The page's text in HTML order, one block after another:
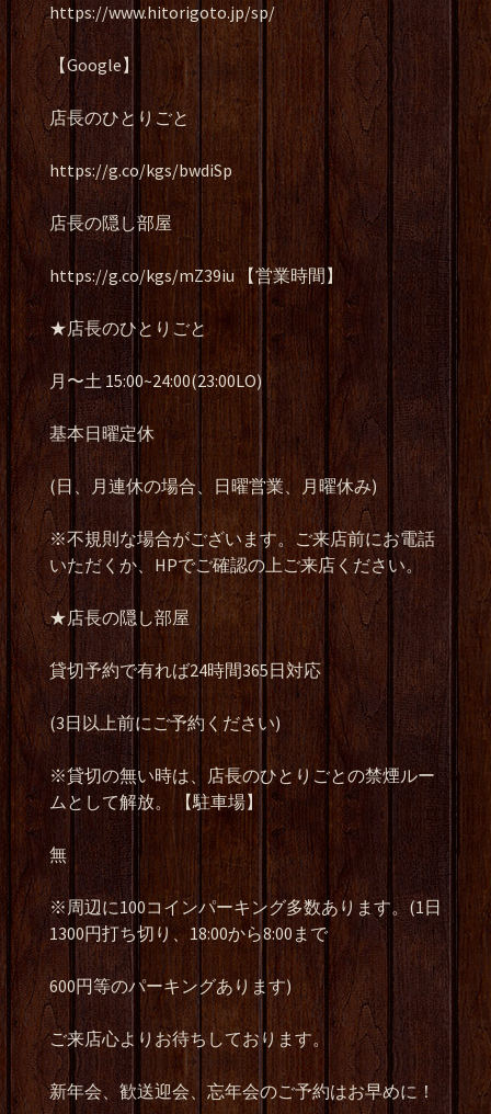
https://www.hitorigoto.jp/sp/
【Google】
店長のひとりごと
https://g.co/kgs/bwdiSp
店長の隠し部屋
https://g.co/kgs/mZ39iu 【営業時間】
★店長のひとりごと
月〜土 15:00~24:00(23:00LO)
基本日曜定休
(日、月連休の場合、日曜営業、月曜休み)
※不規則な場合がございます。ご来店前にお電話
いただくか、HPでご確認の上ご来店ください。
★店長の隠し部屋
貸切予約で有れば24時間365日対応
(3日以上前にご予約ください)
※貸切の無い時は、店長のひとりごとの禁煙ルー
ムとして解放。 【駐車場】
無
※周辺に100コインパーキング多数あります。(1日
1300円打ち切り、18:00から8:00まで
600円等のパーキングあります)
ご来店心よりお待ちしております。
新年会、歓送迎会、忘年会のご予約はお早めに！